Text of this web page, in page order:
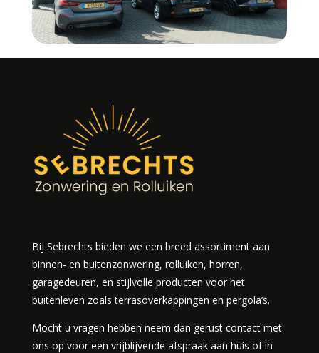
Bij Sebrechts bieden we een breed assortiment aan
binnen- en buitenzonwering, rolluiken, horren,
garagedeuren, en stijlvolle producten voor het
buitenleven zoals terrasoverkappingen en pergola’s.
Mocht u vragen hebben neem dan gerust contact met
ons op voor een vrijblijvende afspraak aan huis of in